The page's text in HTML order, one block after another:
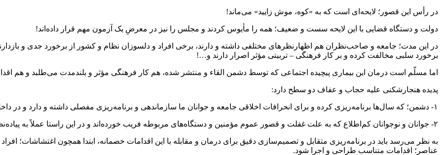
در رأس این قصور؛ لایحه‌ای است که به «کوه، موش زایید» می‌ماند!
دولت و دستگاه قضایی با این لایحه سست و ضعیف؛ همه را مأیوس کردند و مجلس را نیز در معرضِ یک آزمون مهم قرار داده‌اند!
در این مدت؛ جامعه و صاحب‌نظران هم اظهارنظرهای مختلفی داشته و دارند، برخی افراد و دلسوزان نظام و کشور از برخورد جدی و
برخورد سلبی مخالفت کرده و بر کار فرهنگی – تربیتی مؤثر اصرار دارند و…!
اما مسلّم است درمان این بیماری پیچیده اجتماعی که توسط دشمن القاء و منتشر شده، هم کار فرهنگی مؤثر و بلندمدت می‌طلبد و هم
پدیده هنجارشکنی علیه حجاب و عفاف دو سطح دارد:
۱- دشمن؛ که سال‌ها برنامه‌ریزی کرده و برای انحرافات اخلاقی جامعه و جوانان ما سازماندهی و برنامه‌ریزی مفصلی داشته و دارد و در داخل هم برای عملیاتی کردن آن یارگیری لازم را کرده است.
۲- جوانان و نوجوانان کم‌اطلاع که به علت غفلت و قصور عموم مؤمنین و دستگاه‌های مربوطه فریب خورده‌اند و در این راستا عملاً به پیاده‌نظام دشمن در کف خیابان تبدیل شده‌اند.
به نظر می‌رسد باید در برنامه‌ریزی متقابل و تصمیم‌سازی دقیق برای درمان و مقابله با این اقدامات خصمانه، ابتدا همچون اغتشاشات؛
عناصر؛ اقدامات متناسب طراحی و اجرا شود.